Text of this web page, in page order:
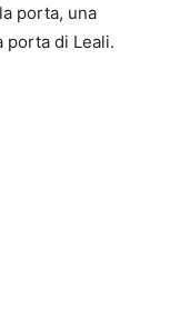
porta, una
porta di Leali.